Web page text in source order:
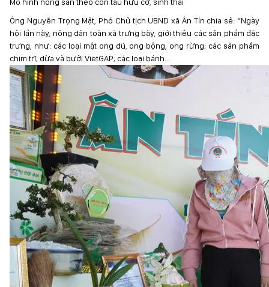
Ông Nguyễn Trọng Mật, Phó Chủ tịch UBND xã Ân Tín chia sẻ: “Ngày
hội lần này, nông dân toàn xã trưng bày, giới thiệu các sản phẩm đặc
trưng, như: các loại mật ong dú, ong bộng, ong rừng; các sản phẩm
chim trĩ; dừa và bưởi VietGAP; các loại bánh…